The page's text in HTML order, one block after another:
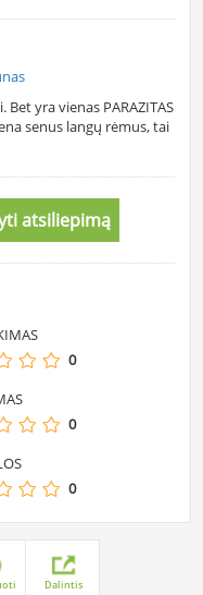
yra vienas PARAZITAS
senus langų rėmus, tai
atsiliepimą
0
0
0
Dalintis